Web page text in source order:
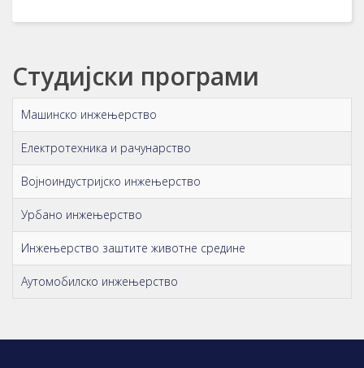
Студијски програми
Машинско инжењерство
Електротехника и рачунарство
Војноиндустријско инжењерство
Урбано инжењерство
Инжењерство заштите животне средине
Аутомобилско инжењерство